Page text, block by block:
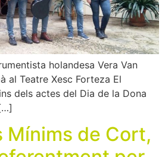
holandesa Vera Van
al Teatre Xesc Forteza El
dels actes del Dia de la Dona
Mínims de Cort,